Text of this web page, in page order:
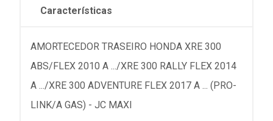
Características
AMORTECEDOR TRASEIRO HONDA XRE 300
ABS/FLEX 2010 A .../XRE 300 RALLY FLEX 2014
A .../XRE 300 ADVENTURE FLEX 2017 A ... (PRO-
LINK/A GAS) - JC MAXI